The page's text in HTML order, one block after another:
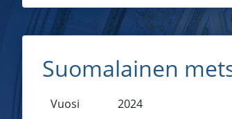
Suomalainen
Vuosi 2024